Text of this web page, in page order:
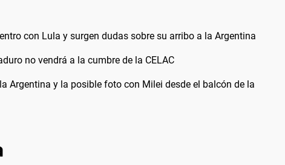
con Lula y surgen dudas sobre su arribo a la Argentina
no vendrá a la cumbre de la CELAC
Argentina y la posible foto con Milei desde el balcón de la